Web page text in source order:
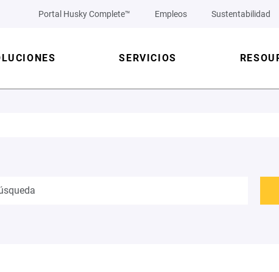
Portal Husky Complete™ Empleos Sustentabilidad
SERVICIOS